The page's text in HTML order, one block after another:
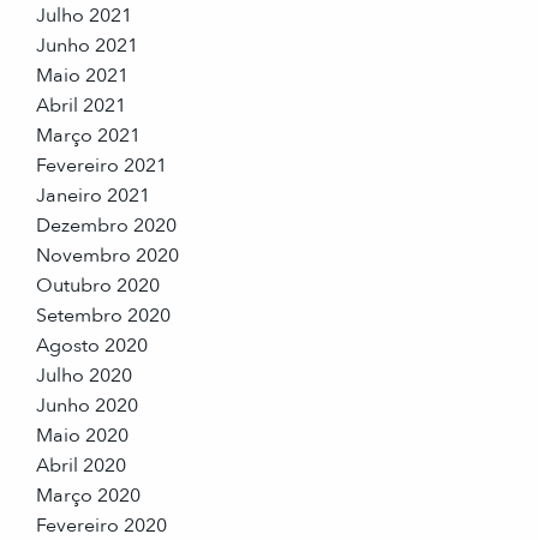
Julho 2021
Junho 2021
Maio 2021
Abril 2021
Março 2021
Fevereiro 2021
Janeiro 2021
Dezembro 2020
Novembro 2020
Outubro 2020
Setembro 2020
Agosto 2020
Julho 2020
Junho 2020
Maio 2020
Abril 2020
Março 2020
Fevereiro 2020